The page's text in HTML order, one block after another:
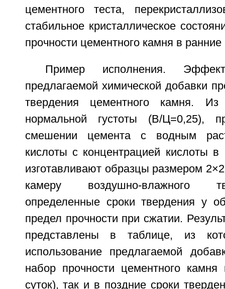
цементного теста,
стабильное кристаллическое
прочности цементного камня в
Пример исполнения.
предлагаемой химической добавки
твердения цементного камня. Из
нормальной густоты (В/Ц=0,25),
смешении цемента с водным
кислоты с концентрацией кислоты в
изготавливают образцы размером
камеру воздушно-влажного
определенные сроки твердения у
предел прочности при сжатии.
представлены в таблице, из
использование предлагаемой
набор прочности цементного
суток), так и в поздние сроки